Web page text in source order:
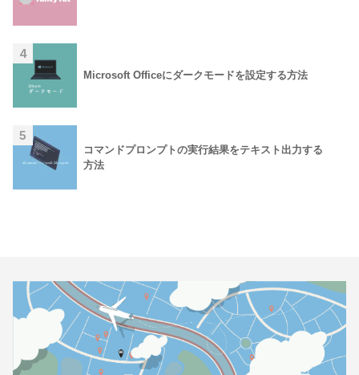
4
Microsoft Officeにダークモードを設定する方法
5
コマンドプロンプトの実行結果をテキスト出力する
方法